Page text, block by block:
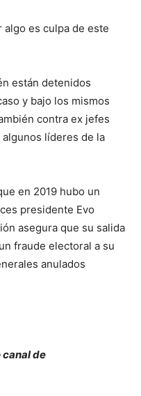
algo es culpa de este
están detenidos
y bajo los mismos
contra ex jefes
líderes de la
en 2019 hubo un
presidente Evo
asegura que su salida
fraude electoral a su
anulados
canal de